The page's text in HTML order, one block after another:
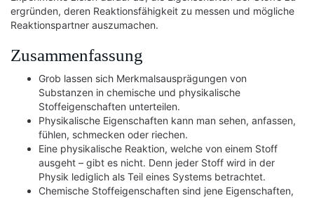
ergründen, deren Reaktionsfähigkeit zu messen und mögliche
Reaktionspartner auszumachen.
Zusammenfassung
Grob lassen sich Merkmalsausprägungen von
Substanzen in chemische und physikalische
Stoffeigenschaften unterteilen.
Physikalische Eigenschaften kann man sehen, anfassen,
fühlen, schmecken oder riechen.
Eine physikalische Reaktion, welche von einem Stoff
ausgeht – gibt es nicht. Denn jeder Stoff wird in der
Physik lediglich als Teil eines Systems betrachtet.
Chemische Stoffeigenschaften sind jene Eigenschaften,